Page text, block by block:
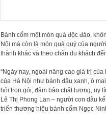
Bánh cốm một món quà độc đáo,
Nội mà còn là món quà quý của
thành khác và theo chân du khách
“Ngày nay, ngoài nâng cao giá trị
của Hà Nội như bánh đậu xanh, ô
hỏi trọn gói, đảm bảo chất lượng, uy
Lê Thị Phong Lan – người con dâu
triển thương hiệu bánh cốm Ngọc